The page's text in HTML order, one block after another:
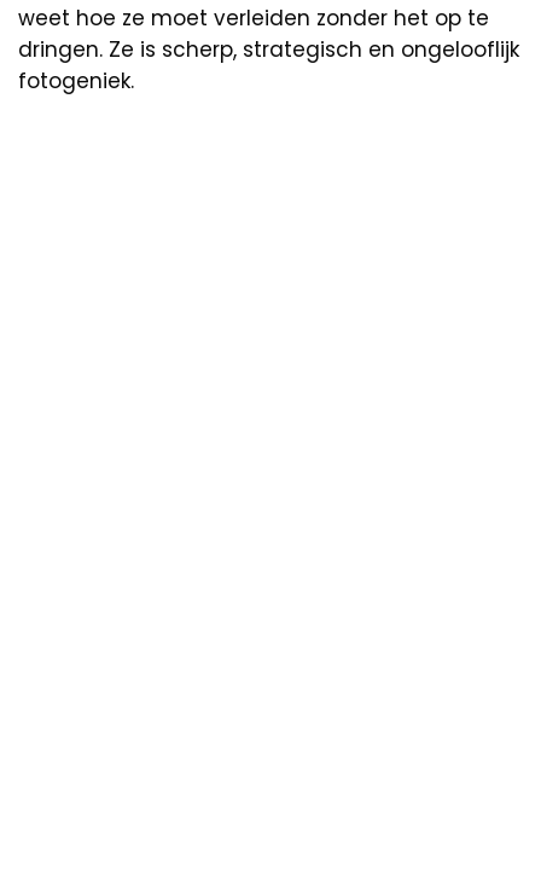
weet hoe ze moet verleiden zonder het op te
dringen. Ze is scherp, strategisch en ongelooflijk
fotogeniek.